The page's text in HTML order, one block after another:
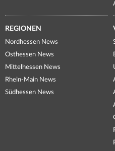
REGIONEN
Nordhessen News
Osthessen News
Mittelhessen News
Rhein-Main News
Südhessen News